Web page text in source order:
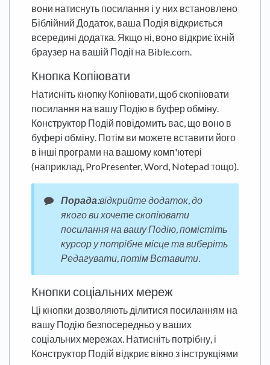
вони натиснуть посилання і у них встановлено
Біблійний Додаток, ваша Подія відкриється
всередині додатка. Якщо ні, воно відкриє їхній
браузер на вашій Події на Bible.com.
Кнопка Копіювати
Натисніть кнопку Копіювати, щоб скопіювати
посилання на вашу Подію в буфер обміну.
Конструктор Подій повідомить вас, що воно в
буфері обміну. Потім ви можете вставити його
в інші програми на вашому комп'ютері
(наприклад, ProPresenter, Word, Notepad тощо).
Порада:відкрийте додаток, до
якого ви хочете скопіювати
посилання на вашу Подію, помістіть
курсор у потрібне місце та виберіть
Редагувати, потім Вставити.
Кнопки соціальних мереж
Ці кнопки дозволяють ділитися посиланням на
вашу Подію безпосередньо у ваших
соціальних мережах. Натисніть потрібну, і
Конструктор Подій відкриє вікно з інструкціями